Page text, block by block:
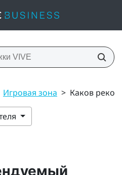
Игровая зона > Каков